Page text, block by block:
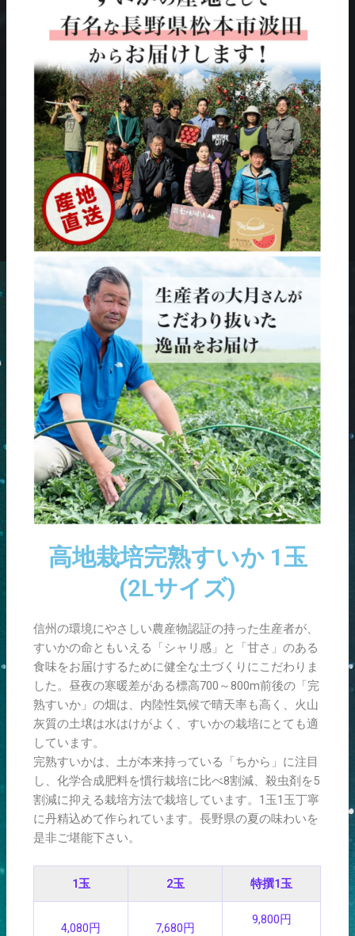
高地栽培完熟すいか 1玉
(2Lサイズ)
信州の環境にやさしい農産物認証の持った生産者が、
すいかの命ともいえる「シャリ感」と「甘さ」のある
食味をお届けするために健全な土づくりにこだわりま
した。昼夜の寒暖差がある標高700～800m前後の「完
熟すいか」の畑は、内陸性気候で晴天率も高く、火山
灰質の土壌は水はけがよく、すいかの栽培にとても適
しています。
完熟すいかは、土が本来持っている「ちから」に注目
し、化学合成肥料を慣行栽培に比べ8割減、殺虫剤を5
割減に抑える栽培方法で栽培しています。1玉1玉丁寧
に丹精込めて作られています。長野県の夏の味わいを
是非ご堪能下さい。
1玉 2玉 特撰1玉
4,080円 7,680円
9,800円